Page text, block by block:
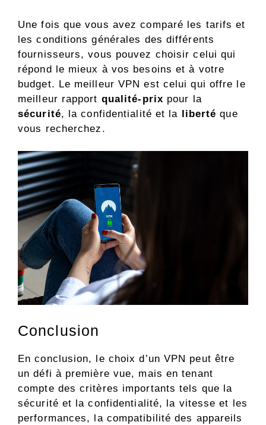
Une fois que vous avez comparé les tarifs et
les conditions générales des différents
fournisseurs, vous pouvez choisir celui qui
répond le mieux à vos besoins et à votre
budget. Le meilleur VPN est celui qui offre le
meilleur rapport qualité-prix pour la
sécurité, la confidentialité et la liberté que
vous recherchez.
Conclusion
En conclusion, le choix d’un VPN peut être
un défi à première vue, mais en tenant
compte des critères importants tels que la
sécurité et la confidentialité, la vitesse et les
performances, la compatibilité des appareils